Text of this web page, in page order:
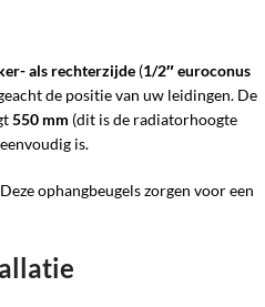
als rechterzijde (1/2″ euroconus
de positie van uw leidingen. De
550 mm (dit is de radiatorhoogte
is.
ophangbeugels zorgen voor een